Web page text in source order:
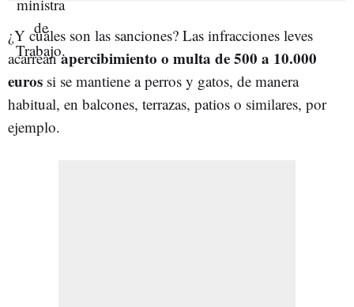
¿Y cuáles son las sanciones? Las infracciones leves
acarreanapercibimiento o multa de 500 a 10.000
euros si se mantiene a perros y gatos, de manera
habitual, en balcones, terrazas, patios o similares, por
ejemplo.